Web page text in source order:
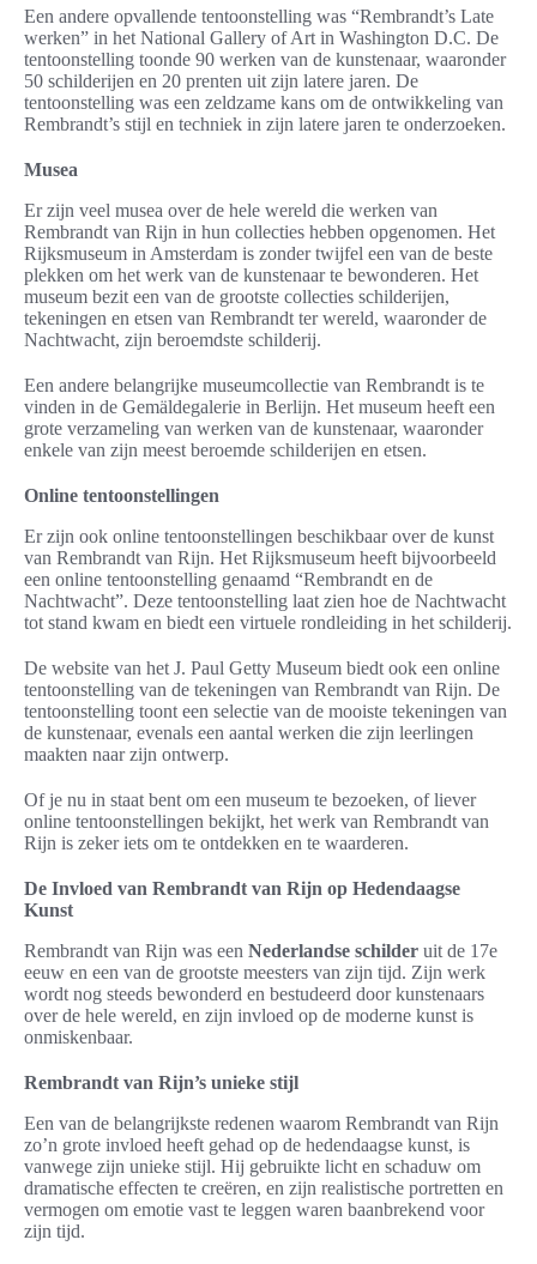
Een andere opvallende tentoonstelling was “Rembrandt’s Late
werken” in het National Gallery of Art in Washington D.C. De
tentoonstelling toonde 90 werken van de kunstenaar, waaronder
50 schilderijen en 20 prenten uit zijn latere jaren. De
tentoonstelling was een zeldzame kans om de ontwikkeling van
Rembrandt’s stijl en techniek in zijn latere jaren te onderzoeken.
Musea
Er zijn veel musea over de hele wereld die werken van
Rembrandt van Rijn in hun collecties hebben opgenomen. Het
Rijksmuseum in Amsterdam is zonder twijfel een van de beste
plekken om het werk van de kunstenaar te bewonderen. Het
museum bezit een van de grootste collecties schilderijen,
tekeningen en etsen van Rembrandt ter wereld, waaronder de
Nachtwacht, zijn beroemdste schilderij.
Een andere belangrijke museumcollectie van Rembrandt is te
vinden in de Gemäldegalerie in Berlijn. Het museum heeft een
grote verzameling van werken van de kunstenaar, waaronder
enkele van zijn meest beroemde schilderijen en etsen.
Online tentoonstellingen
Er zijn ook online tentoonstellingen beschikbaar over de kunst
van Rembrandt van Rijn. Het Rijksmuseum heeft bijvoorbeeld
een online tentoonstelling genaamd “Rembrandt en de
Nachtwacht”. Deze tentoonstelling laat zien hoe de Nachtwacht
tot stand kwam en biedt een virtuele rondleiding in het schilderij.
De website van het J. Paul Getty Museum biedt ook een online
tentoonstelling van de tekeningen van Rembrandt van Rijn. De
tentoonstelling toont een selectie van de mooiste tekeningen van
de kunstenaar, evenals een aantal werken die zijn leerlingen
maakten naar zijn ontwerp.
Of je nu in staat bent om een museum te bezoeken, of liever
online tentoonstellingen bekijkt, het werk van Rembrandt van
Rijn is zeker iets om te ontdekken en te waarderen.
De Invloed van Rembrandt van Rijn op Hedendaagse
Kunst
Rembrandt van Rijn was een Nederlandse schilder uit de 17e
eeuw en een van de grootste meesters van zijn tijd. Zijn werk
wordt nog steeds bewonderd en bestudeerd door kunstenaars
over de hele wereld, en zijn invloed op de moderne kunst is
onmiskenbaar.
Rembrandt van Rijn’s unieke stijl
Een van de belangrijkste redenen waarom Rembrandt van Rijn
zo’n grote invloed heeft gehad op de hedendaagse kunst, is
vanwege zijn unieke stijl. Hij gebruikte licht en schaduw om
dramatische effecten te creëren, en zijn realistische portretten en
vermogen om emotie vast te leggen waren baanbrekend voor
zijn tijd.